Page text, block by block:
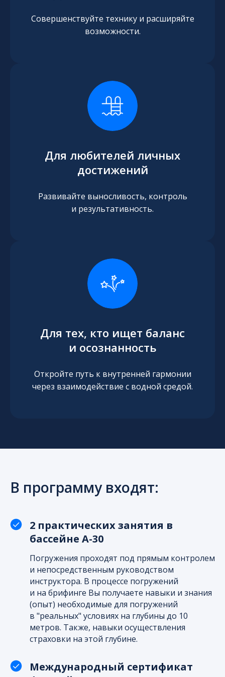
Совершенствуйте технику и расширяйте
возможности.
Для любителей личных
достижений
Развивайте выносливость, контроль
и результативность.
Для тех, кто ищет баланс
и осознанность
Откройте путь к внутренней гармонии
через взаимодействие с водной средой.
В программу входят:
2 практических занятия в
бассейне А-30
Погружения проходят под прямым контролем
и непосредственным руководством
инструктора. В процессе погружений
и на брифинге Вы получаете навыки и знания
(опыт) необходимые для погружений
в "реальных" условиях на глубины до 10
метров. Также, навыки осуществления
страховки на этой глубине.
Международный сертификат